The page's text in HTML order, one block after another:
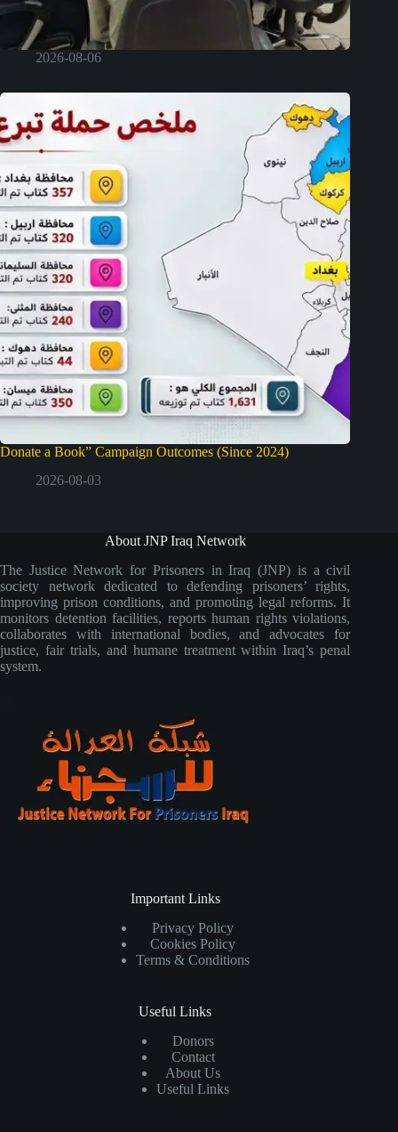
2026-08-06
Donate a Book” Campaign Outcomes (Since 2024)
2026-08-03
About JNP Iraq Network
The Justice Network for Prisoners in Iraq (JNP) is a civil
society network dedicated to defending prisoners’ rights,
improving prison conditions, and promoting legal reforms. It
monitors detention facilities, reports human rights violations,
collaborates with international bodies, and advocates for
justice, fair trials, and humane treatment within Iraq’s penal
system.
Important Links
Privacy Policy
Cookies Policy
Terms & Conditions
Useful Links
Donors
Contact
About Us
Useful Links